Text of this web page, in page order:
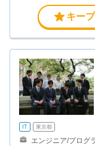
キー
IT 東京都
エンジニア/プログ